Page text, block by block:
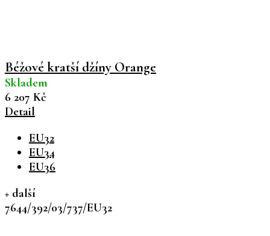
Béžové kratší džíny Orange
Skladem
6 207 Kč
Detail
EU32
EU34
EU36
+ další
7644/392/03/737/EU32